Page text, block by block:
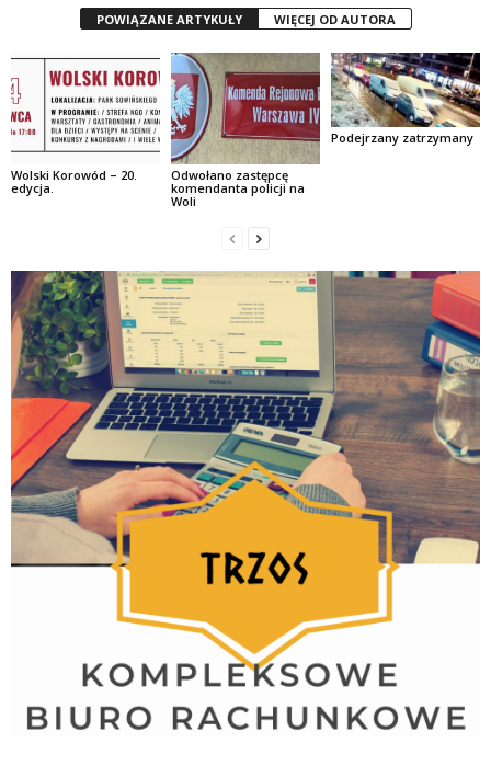
POWIĄZANE ARTYKUŁY WIĘCEJ OD AUTORA
Wolski Korowód – 20.
edycja.
Odwołano zastępcę
komendanta policji na
Woli
Podejrzany zatrzymany